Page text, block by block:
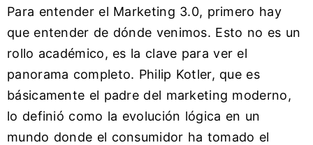
Para entender el Marketing 3.0, primero hay
que entender de dónde venimos. Esto no es un
rollo académico, es la clave para ver el
panorama completo. Philip Kotler, que es
básicamente el padre del marketing moderno,
lo definió como la evolución lógica en un
mundo donde el consumidor ha tomado el